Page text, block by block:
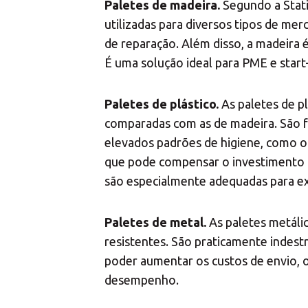
Paletes de madeira. Segundo a
utilizadas para diversos tipos de
de reparação. Além disso, a
É uma solução ideal para PME e
Paletes de plástico. As paletes de
comparadas com as de madeira.
elevados padrões de higiene, como
que pode compensar o investimento
são especialmente adequadas para
Paletes de metal. As paletes
resistentes. São praticamente
poder aumentar os custos de envio,
desempenho.